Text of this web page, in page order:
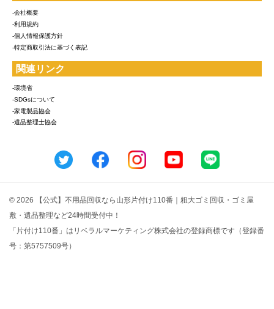
-会社概要
-利用規約
-個人情報保護方針
-特定商取引法に基づく表記
関連リンク
-環境省
-SDGsについて
-家電製品協会
-遺品整理士協会
© 2026 【公式】不用品回収なら山形片付け110番｜粗大ゴミ回収・ゴミ屋
敷・遺品整理など24時間受付中！
「片付け110番」はリベラルマーケティング株式会社の登録商標です（登録番
号：第5757509号）